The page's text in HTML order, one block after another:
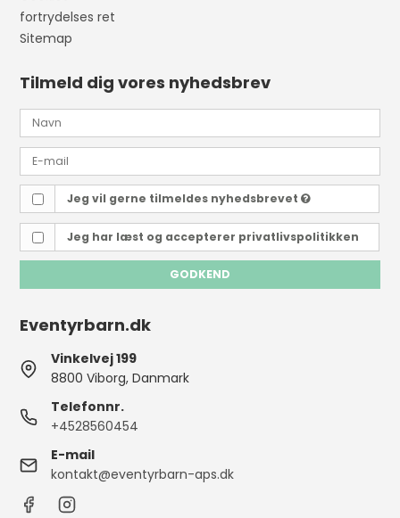
fortrydelses ret
Sitemap
Tilmeld dig vores nyhedsbrev
Jeg vil gerne tilmeldes nyhedsbrevet
Jeg har læst og accepterer privatlivspolitikken
GODKEND
Eventyrbarn.dk
Vinkelvej 199
8800 Viborg, Danmark
Telefonnr.
+4528560454
E-mail
kontakt@eventyrbarn-aps.dk